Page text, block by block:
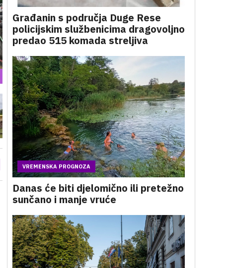
Građanin s područja Duge Rese
policijskim službenicima dragovoljno
predao 515 komada streljiva
VREMENSKA PROGNOZA
Danas će biti djelomično ili pretežno
sunčano i manje vruće